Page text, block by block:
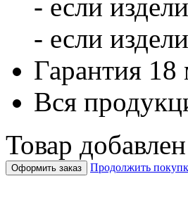
- если
- если
Гарантия 18
Вся
Товар
Оформить заказ Продолжить